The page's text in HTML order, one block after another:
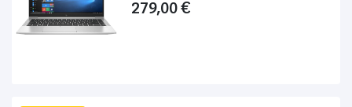
279,00 €